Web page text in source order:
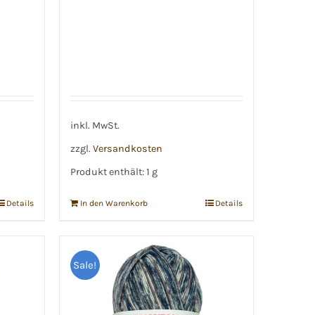
Details
inkl. MwSt.
zzgl. Versandkosten
Produkt enthält: 1 g
In den Warenkorb Details
Sale!